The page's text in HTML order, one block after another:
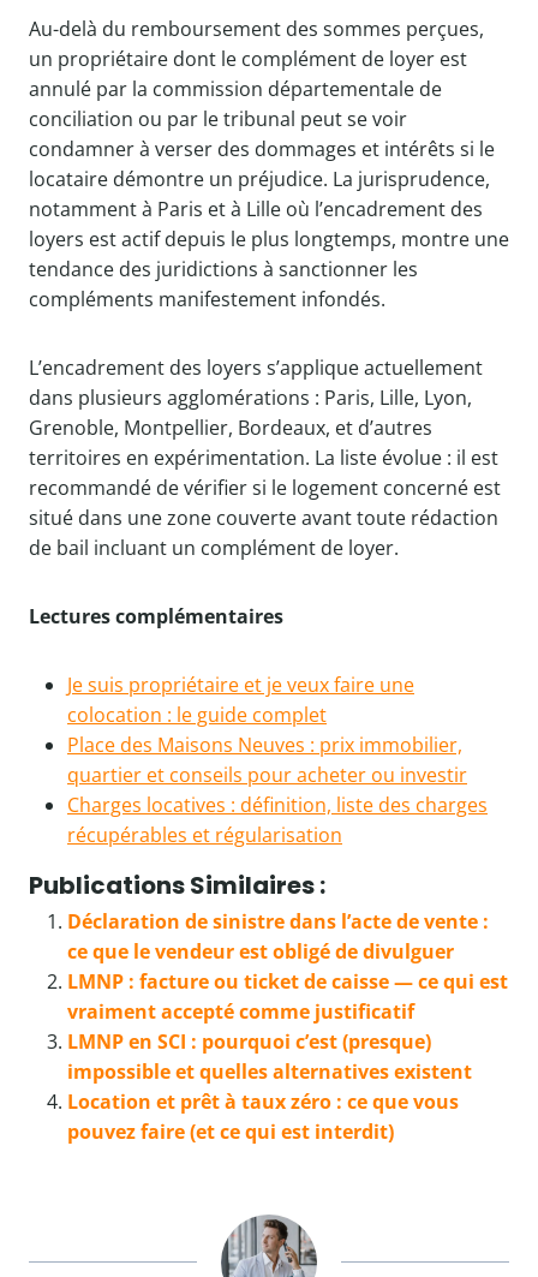
Au-delà du remboursement des sommes perçues,
un propriétaire dont le complément de loyer est
annulé par la commission départementale de
conciliation ou par le tribunal peut se voir
condamner à verser des dommages et intérêts si le
locataire démontre un préjudice. La jurisprudence,
notamment à Paris et à Lille où l’encadrement des
loyers est actif depuis le plus longtemps, montre une
tendance des juridictions à sanctionner les
compléments manifestement infondés.
L’encadrement des loyers s’applique actuellement
dans plusieurs agglomérations : Paris, Lille, Lyon,
Grenoble, Montpellier, Bordeaux, et d’autres
territoires en expérimentation. La liste évolue : il est
recommandé de vérifier si le logement concerné est
situé dans une zone couverte avant toute rédaction
de bail incluant un complément de loyer.
Lectures complémentaires
Je suis propriétaire et je veux faire une
colocation : le guide complet
Place des Maisons Neuves : prix immobilier,
quartier et conseils pour acheter ou investir
Charges locatives : définition, liste des charges
récupérables et régularisation
Publications Similaires :
Déclaration de sinistre dans l’acte de vente :
ce que le vendeur est obligé de divulguer
LMNP : facture ou ticket de caisse — ce qui est
vraiment accepté comme justificatif
LMNP en SCI : pourquoi c’est (presque)
impossible et quelles alternatives existent
Location et prêt à taux zéro : ce que vous
pouvez faire (et ce qui est interdit)